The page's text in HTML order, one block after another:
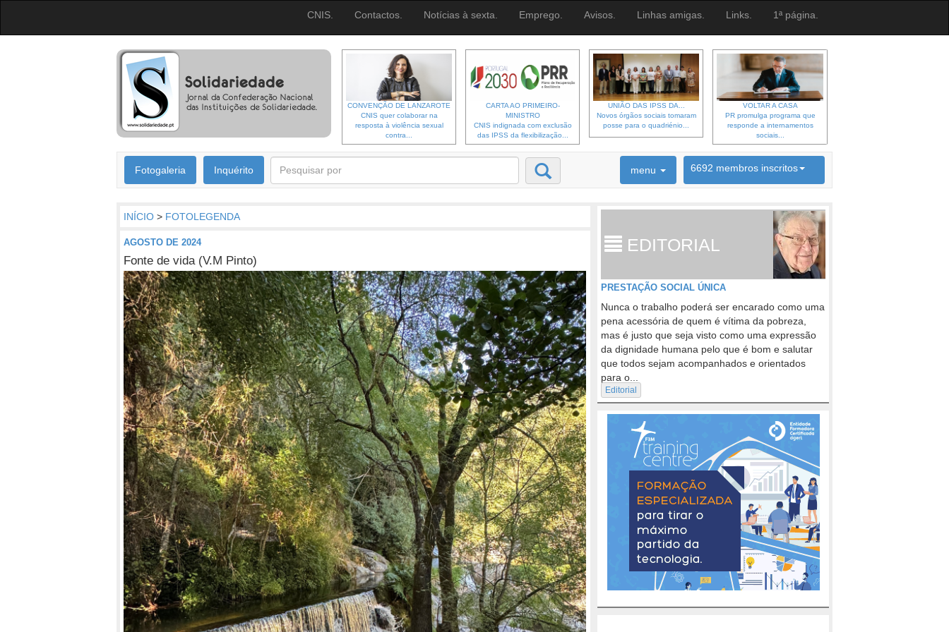
CNIS. Contactos. Notícias à sexta. Emprego. Avisos. Linhas amigas. Links. 1ª página.
CONVENÇÃO DE LANZAROTE
CNIS quer colaborar na
resposta à violência sexual
contra...
CARTA AO PRIMEIRO-
MINISTRO
CNIS indignada com exclusão
das IPSS da flexibilização...
UNIÃO DAS IPSS DA...
Novos órgãos sociais tomaram
posse para o quadriénio...
VOLTAR A CASA
PR promulga programa que
responde a internamentos
sociais...
Fotogaleria Inquérito menu 6692 membros inscritos
INÍCIO > FOTOLEGENDA
AGOSTO DE 2024
Fonte de vida (V.M Pinto)
EDITORIAL
PRESTAÇÃO SOCIAL ÚNICA
Nunca o trabalho poderá ser encarado como uma
pena acessória de quem é vítima da pobreza,
mas é justo que seja visto como uma expressão
da dignidade humana pelo que é bom e salutar
que todos sejam acompanhados e orientados
para o...
Editorial